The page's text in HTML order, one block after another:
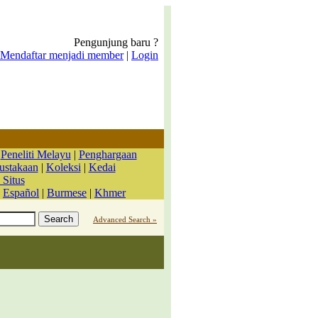
Pengunjung baru ?
Mendaftar menjadi member| Login
Peneliti Melayu | Penghargaan
| Koleksi | Kedai
Situs
Español | Burmese | Khmer
Advanced Search »